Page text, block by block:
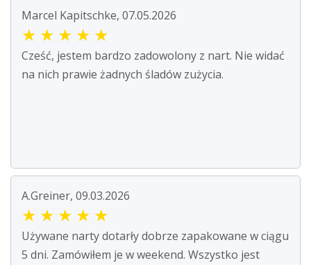
Marcel Kapitschke, 07.05.2026
★ ★ ★ ★ ★
Cześć, jestem bardzo zadowolony z nart. Nie widać
na nich prawie żadnych śladów zużycia.
A.Greiner, 09.03.2026
★ ★ ★ ★ ★
Używane narty dotarły dobrze zapakowane w ciągu
5 dni. Zamówiłem je w weekend. Wszystko jest